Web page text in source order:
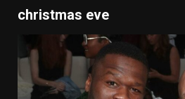
christmas eve